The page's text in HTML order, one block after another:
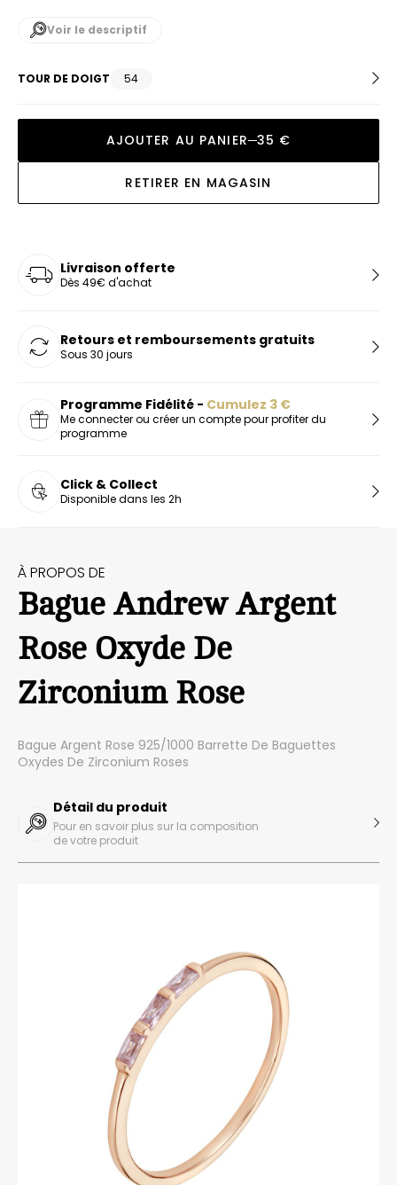
Voir le descriptif
TOUR DE DOIGT 54
AJOUTER AU PANIER 35 €
RETIRER EN MAGASIN
Livraison offerte
Dès 49€ d'achat
Retours et remboursements gratuits
Sous 30 jours
Programme Fidélité - Cumulez 3 €
Me connecter ou créer un compte pour profiter du
programme
Click & Collect
Disponible dans les 2h
À PROPOS DE
Bague Andrew Argent
Rose Oxyde De
Zirconium Rose
Bague Argent Rose 925/1000 Barrette De Baguettes
Oxydes De Zirconium Roses
Détail du produit
Pour en savoir plus sur la composition
de votre produit